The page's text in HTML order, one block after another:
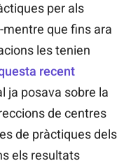
per als
que fins ara
les tenien
recent
ja posava sobre la
de centres
de pràctiques dels
els resultats